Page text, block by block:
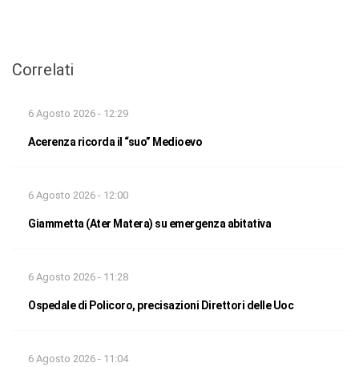
Correlati
6 Agosto 2026 - 12:29
Acerenza ricorda il “suo” Medioevo
6 Agosto 2026 - 12:00
Giammetta (Ater Matera) su emergenza abitativa
6 Agosto 2026 - 11:28
Ospedale di Policoro, precisazioni Direttori delle Uoc
6 Agosto 2026 - 11:04